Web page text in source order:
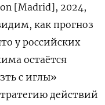
[Madrid], 2024,
как прогноз
у российских
остаётся
с иглы»
действий